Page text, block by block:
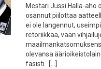
Mestari Jussi Halla-aho
osannut piilottaa
ei ole langennut,
retoriikkaa, vaan
olevansa
fasisti. […]